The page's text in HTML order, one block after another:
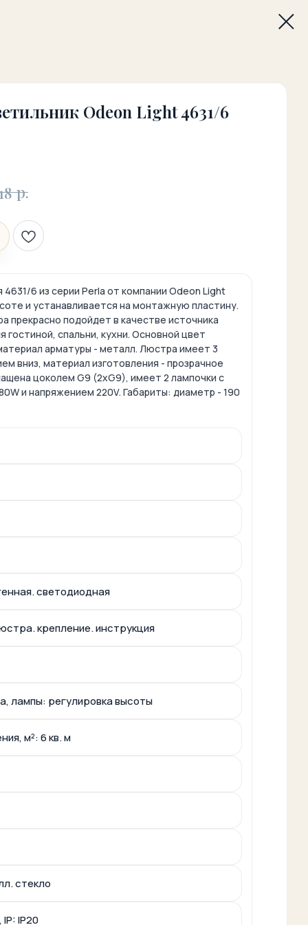
Odeon Light 4631/6
р.
6 из серии Perla от компании Odeon Light
и устанавливается на монтажную пластину.
прекрасно подойдет в качестве источника
гостиной, спальни, кухни. Основной цвет
арматуры - металл. Люстра имеет 3
вниз, материал изготовления - прозрачное
цоколем G9 (2xG9), имеет 2 лампочки с
и напряжением 220V. Габариты: диаметр - 190
светодиодная
крепление. инструкция
лампы: регулировка высоты
м²: 6 кв. м
стекло
IP20